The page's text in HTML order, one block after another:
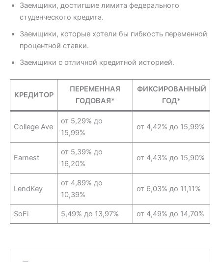
Заемщики, достигшие лимита федерального
студенческого кредита.
Заемщики, которые хотели бы гибкость переменной
процентной ставки.
Заемщики с отличной кредитной историей.
КРЕДИТОР
ПЕРЕМЕННАЯ
ГОДОВАЯ*
ФИКСИРОВАННЫЙ
ГОД*
College Ave
от 5,29% до
15,99%
от 4,42% до 15,99%
Earnest
от 5,39% до
16,20%
от 4,43% до 15,90%
LendKey
от 4,89% до
10,39%
от 6,03% до 11,11%
SoFi 5,49% до 13,97% от 4,49% до 14,70%